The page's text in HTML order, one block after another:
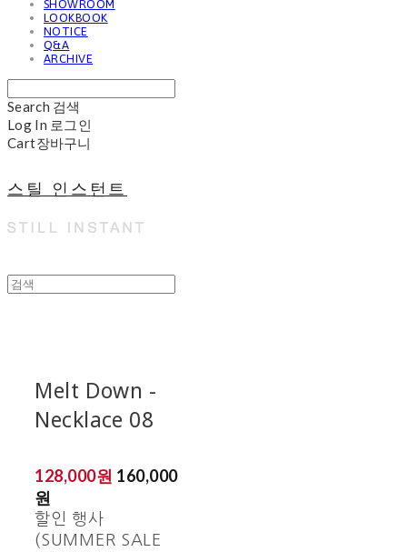
SHOWROOM
LOOKBOOK
NOTICE
Q&A
ARCHIVE
Search 검색
Log In 로그인
Cart장바구니
스틸 인스턴트
Melt Down -
Necklace 08
128,000원 160,000
원
할인 행사
(SUMMER SALE